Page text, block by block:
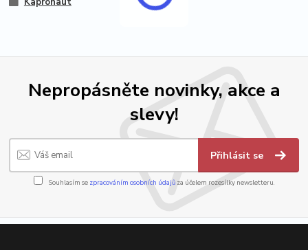
Nepropásněte novinky, akce a
slevy!
Přihlásit se
Souhlasím se zpracováním osobních údajůza účelem rozesílky newsletteru.